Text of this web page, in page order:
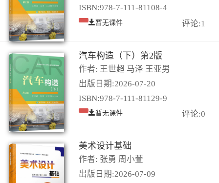
ISBN:978-7-111-81108-4
暂无课件 评论:1
汽车构造（下）第2版
作者: 王世超 马泽 王亚男
出版日期:2026-07-20
ISBN:978-7-111-81129-9
暂无课件 评论:0
美术设计基础
作者: 张勇 周小萱
出版日期:2026-07-09